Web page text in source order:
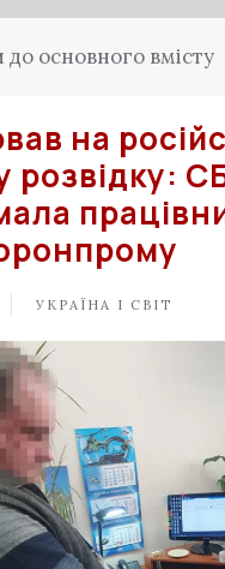
основного вмісту
на
розвідку:
УКРАЇНА І СВІТ